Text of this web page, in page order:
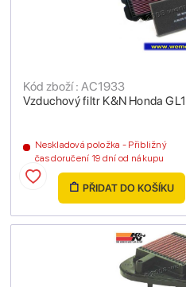
Vzduchový filtr K&N Honda
Kód zboží : AC1933
Neskladová položka - Přibližný
čas doručení 19 dní od nákupu
PŘIDAT DO KOŠÍKU